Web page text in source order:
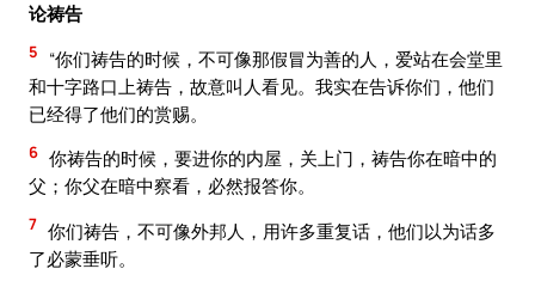
论祷告
5
“你们祷告的时候，不可像那假冒为善的人，爱站在会堂里
和十字路口上祷告，故意叫人看见。我实在告诉你们，他们
已经得了他们的赏赐。
6 你祷告的时候，要进你的内屋，关上门，祷告你在暗中的
父；你父在暗中察看，必然报答你。
7 你们祷告，不可像外邦人，用许多重复话，他们以为话多
了必蒙垂听。